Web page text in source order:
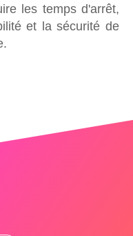
les temps d'arrêt,
et la sécurité de